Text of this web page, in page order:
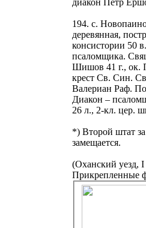
194. с.
деревянная,
консистории 50
псаломщика.
Шишов 41 г., ок.
крест Св. Син.
Валериан Раф.
Диакон –
26 л., 2-кл. цер.
*) Второй штат
замещается.
(Оханский уезд, I
Прикрепленные